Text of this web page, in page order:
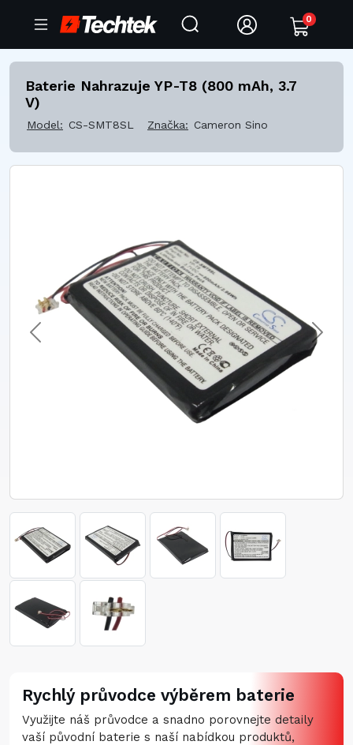
0
Baterie Nahrazuje YP-T8 (800 mAh, 3.7
V)
Model: CS-SMT8SL Značka: Cameron Sino
Rychlý průvodce výběrem baterie
Využijte náš průvodce a snadno porovnejte detaily
vaší původní baterie s naší nabídkou produktů,